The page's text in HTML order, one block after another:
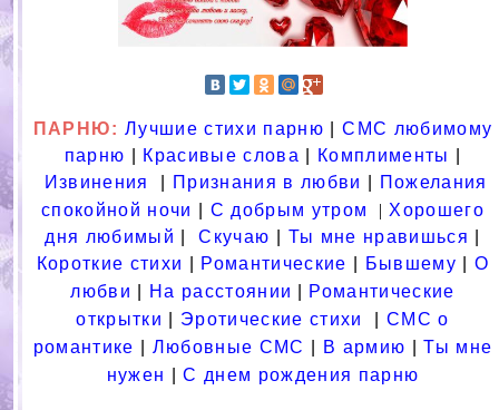
ПАРНЮ: Лучшие стихи парню
СМС любимому
парню
Красивые слова Комплименты
Извинения
Признания в любви
Пожелания
спокойной ночи
С добрым утром | Хорошего
дня любимый
Скучаю Ты мне нравишься
Короткие стихи
Романтические Бывшему
О
любви
На расстоянии
Романтические
открытки
Эротические стихи
СМС о
романтике
Любовные СМС В армию
Ты мне
нужен
С днем рождения парню